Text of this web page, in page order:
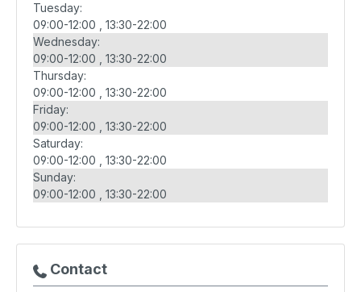
Tuesday:
09:00-12:00
13:30-22:00
Wednesday:
09:00-12:00
13:30-22:00
Thursday:
09:00-12:00
13:30-22:00
Friday:
09:00-12:00
13:30-22:00
Saturday:
09:00-12:00
13:30-22:00
Sunday:
09:00-12:00
13:30-22:00
Contact